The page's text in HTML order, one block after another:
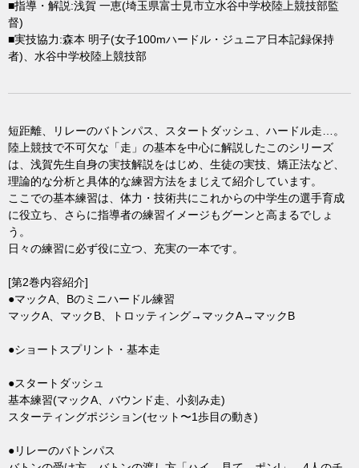
■指導・解説:浅賀 一恵(埼玉県富士見市立水谷中学校陸上競技部監
督)
■実技協力:森本 明子(女子100mハードル・ジュニア日本記録保持
者)、水谷中学校陸上競技部
短距離、リレーのバトンパス、スタートダッシュ、ハードル走…。
陸上競技で不可欠な「走」の基本を中心に解説したこのシリーズ
は、浅賀先生自身の実技解説をはじめ、生徒の実技、矯正法など、
理論的な分析と具体的な練習方法をまじえて紹介しています。
ここでの基本練習は、体力・技術共にこれからの中学生の選手育成
に役立ち、さらに指導者の練習イメージもグーンと高まるでしょ
う。
日々の練習に必ず役に立つ、充実の一本です。
[第2巻内容紹介]
●マックA、Bのミニハードル練習
マックA、マックB、トロッティング→マックA→マックB
●ショートスプリント・基本走
●スタートダッシュ
基本練習(マックA、バウンド走、小刻み走)
スターティングポジション(セット〜1歩目の動き)
●リレーのバトンパス